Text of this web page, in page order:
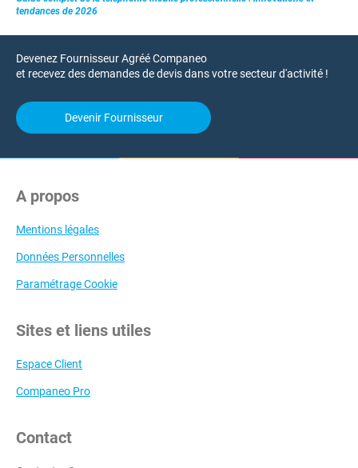
tendances de 2026
Devenez Fournisseur Agréé Companeo
et recevez des demandes de devis dans votre secteur d'activité !
Devenir Fournisseur
A propos
Mentions légales
Données Personnelles
Paramétrage Cookie
Sites et liens utiles
Espace Client
Companeo Pro
Contact